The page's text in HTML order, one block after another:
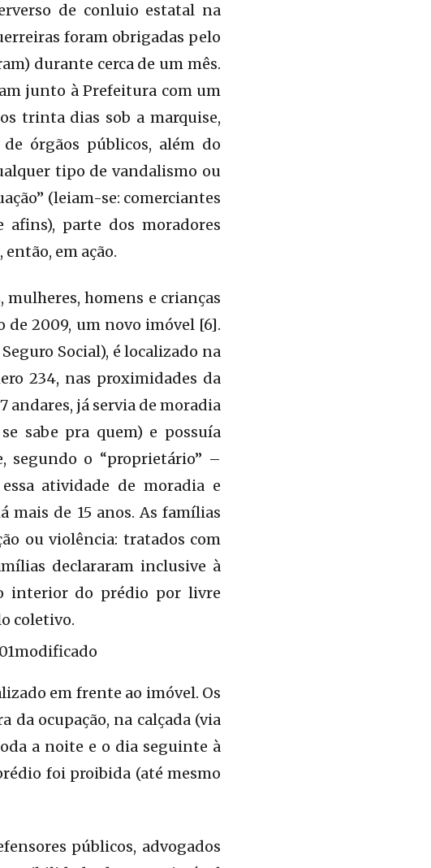
de conluio estatal na
foram obrigadas pelo
durante cerca de um mês.
junto à Prefeitura com um
trinta dias sob a marquise,
órgãos públicos, além do
tipo de vandalismo ou
(leiam-se: comerciantes
afins), parte dos moradores
em ação.
homens e crianças
de 2009, um novo imóvel [6].
Social), é localizado na
234, nas proximidades da
andares, já servia de moradia
sabe pra quem) e possuía
segundo o “proprietário” –
atividade de moradia e
mais de 15 anos. As famílias
ou violência: tratados com
declararam inclusive à
interior do prédio por livre
coletivo.
em frente ao imóvel. Os
da ocupação, na calçada (via
a noite e o dia seguinte à
foi proibida (até mesmo
públicos, advogados